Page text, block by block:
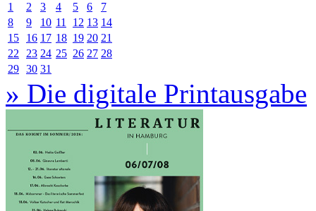
1
2 3 4 5 6
7
8
9 10 11 12 13 14
15
16 17 18 19 20 21
22
23 24 25 26 27 28
29 30 31
» Die digitale Printausgabe